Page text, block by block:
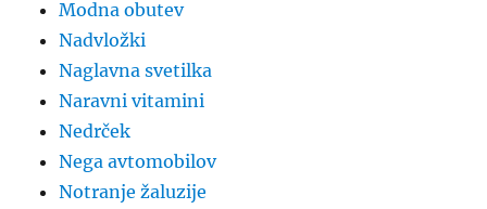
Modna obutev
Nadvložki
Naglavna svetilka
Naravni vitamini
Nedrček
Nega avtomobilov
Notranje žaluzije